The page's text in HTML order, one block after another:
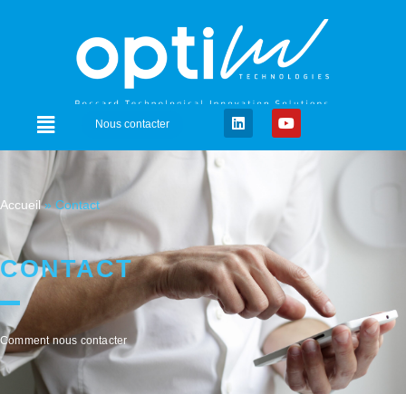
Nous contacter
Accueil»Contact
CONTACT
Comment nous contacter